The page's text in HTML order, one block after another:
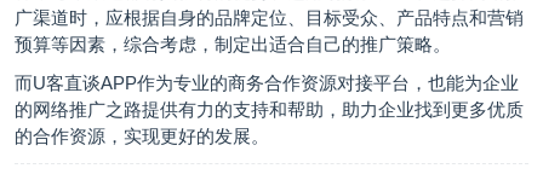
广渠道时，应根据自身的品牌定位、目标受众、产品特点和营销
预算等因素，综合考虑，制定出适合自己的推广策略。
而U客直谈APP作为专业的商务合作资源对接平台，也能为企业
的网络推广之路提供有力的支持和帮助，助力企业找到更多优质
的合作资源，实现更好的发展。